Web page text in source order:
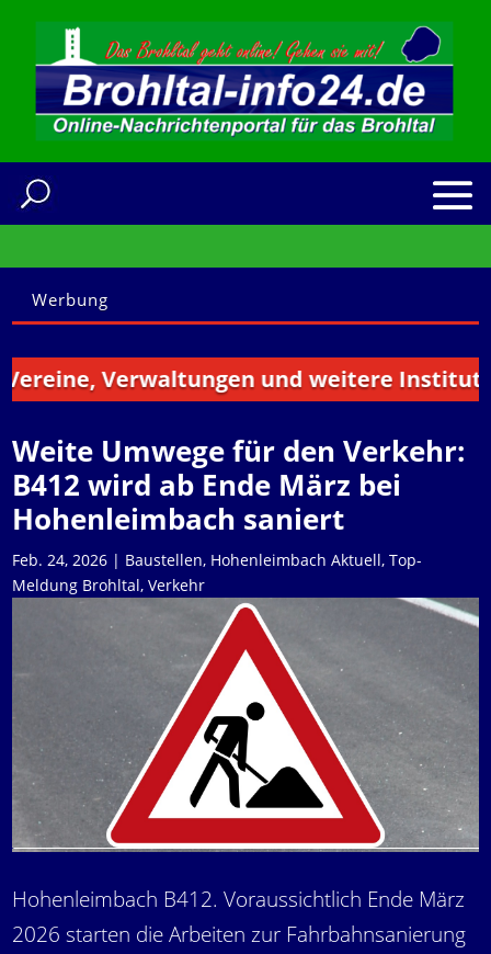
Werbung
Verwaltungen und weitere
Weite Umwege für den Verkehr:
B412 wird ab Ende März bei
Hohenleimbach saniert
Feb. 24, 2026 | Baustellen, Hohenleimbach Aktuell, Top-
Meldung Brohltal, Verkehr
Hohenleimbach B412. Voraussichtlich Ende März
2026 starten die Arbeiten zur Fahrbahnsanierung